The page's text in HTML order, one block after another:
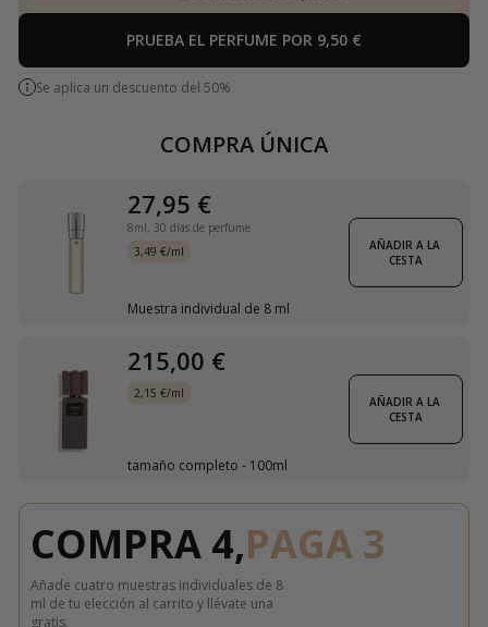
PRUEBA EL PERFUME POR 9,50 €
Se aplica un descuento del 50%
COMPRA ÚNICA
27,95 €
8ml, 30 días de perfume
3,49 €/ml
Muestra individual de 8 ml
AÑADIR A LA
CESTA
215,00 €
2,15 €/ml
tamaño completo - 100ml
AÑADIR A LA
CESTA
COMPRA 4,PAGA 3
Añade cuatro muestras individuales de 8
ml de tu elección al carrito y llévate una
gratis.